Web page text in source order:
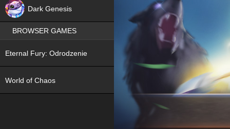
Dark Genesis
BROWSER GAMES
Eternal Fury: Odrodzenie
World of Chaos